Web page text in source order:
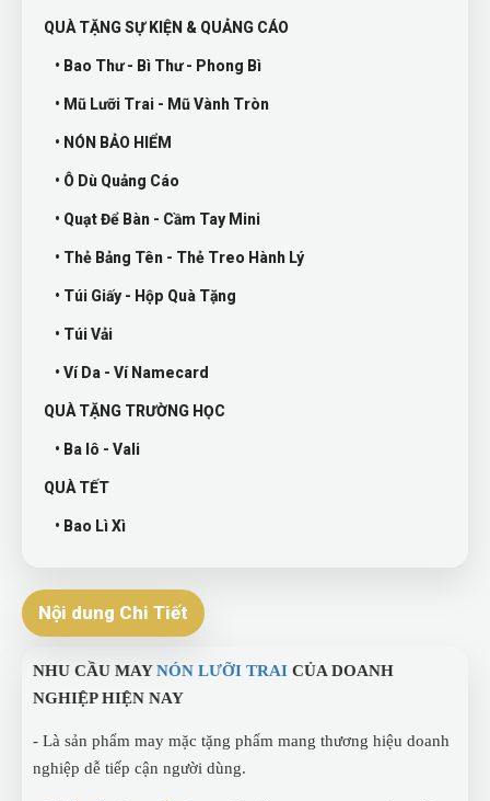
QUÀ TẶNG SỰ KIỆN & QUẢNG CÁO
• Bao Thư - Bì Thư - Phong Bì
• Mũ Lưỡi Trai - Mũ Vành Tròn
• NÓN BẢO HIỂM
• Ô Dù Quảng Cáo
• Quạt Để Bàn - Cầm Tay Mini
• Thẻ Bảng Tên - Thẻ Treo Hành Lý
• Túi Giấy - Hộp Quà Tặng
• Túi Vải
• Ví Da - Ví Namecard
QUÀ TẶNG TRƯỜNG HỌC
• Ba lô - Vali
QUÀ TẾT
• Bao Lì Xì
Nội dung Chi Tiết
NHU CẦU MAYNÓN LƯỠI TRAI CỦA DOANH
NGHIỆP HIỆN NAY
- Là sản phẩm may mặc tặng phẩm mang thương hiệu doanh
nghiệp dễ tiếp cận người dùng.